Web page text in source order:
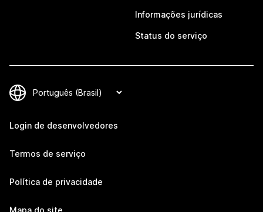
Informações jurídicas
Status do serviço
Login de desenvolvedores
Termos de serviço
Política de privacidade
Mapa do site